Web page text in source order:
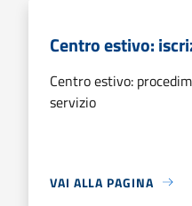
Centro estivo:
Centro estivo:
servizio
VAI ALLA PAGINA